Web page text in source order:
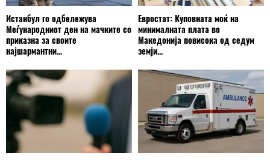
Истанбул го одбележува
Меѓународниот ден на мачките со
приказна за своите
најшармантни...
Евростат: Куповната моќ на
минималната плата во
Македонија повисока од седум
земји...